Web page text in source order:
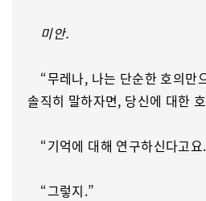
미안.
“무레나, 나는 단순한 호의만
솔직히 말하자면, 당신에 대한
“기억에 대해 연구하신다고요
“그렇지.”